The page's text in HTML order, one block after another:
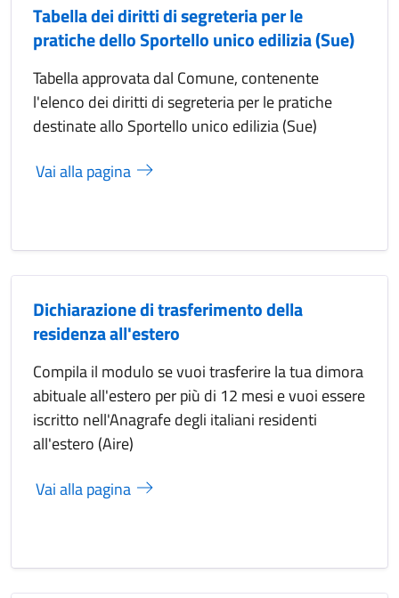
Tabella dei diritti di segreteria per le
pratiche dello Sportello unico edilizia (Sue)
Tabella approvata dal Comune, contenente
l'elenco dei diritti di segreteria per le pratiche
destinate allo Sportello unico edilizia (Sue)
Vai alla pagina
Dichiarazione di trasferimento della
residenza all'estero
Compila il modulo se vuoi trasferire la tua dimora
abituale all'estero per più di 12 mesi e vuoi essere
iscritto nell'Anagrafe degli italiani residenti
all'estero (Aire)
Vai alla pagina